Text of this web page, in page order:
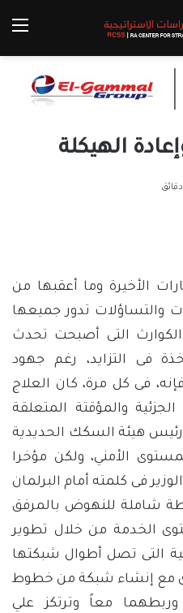
الهيكلة
الأخيرة وما أعقبها من
والتساؤلات تدور جميعها
التى أصبحت تحدث
فى التزايد، رغم جهود
فى كل مرة، كان العلاج
والمؤقتة المتعلقة
هيئة السكك الحديدية
الأمني، ولكن مؤخرا
فى كلمته أمام البرلمان
شاملة للنهوض بالمرفق
الخدمة من خلال تطوير
التى تصل أطوال شبكتها
مع إنشاء شبكة من خطوط
وربطهما معاً وترتكز علي